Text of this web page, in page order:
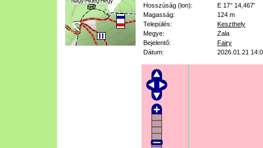
Hosszúság (lon):
E 17° 14,467'
Magasság:
124 m
Település:
Keszthely
Megye:
Zala
Bejelentő:
Fairy
Dátum:
2026.01.21